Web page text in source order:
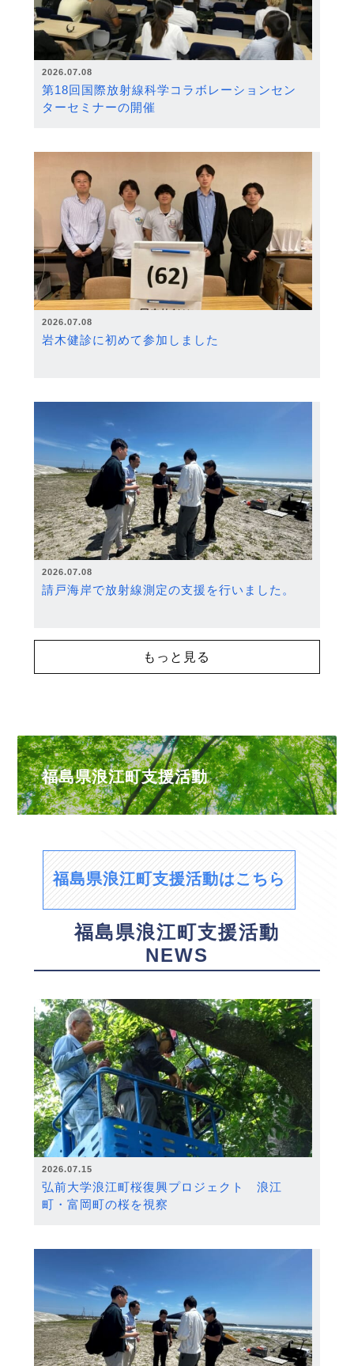
2026.07.08
第18回国際放射線科学コラボレーションセン
ターセミナーの開催
2026.07.08
岩木健診に初めて参加しました
2026.07.08
請戸海岸で放射線測定の支援を行いました。
もっと見る
福島県浪江町支援活動
福島県浪江町支援活動はこちら
福島県浪江町支援活動
NEWS
2026.07.15
弘前大学浪江町桜復興プロジェクト 浪江
町・富岡町の桜を視察